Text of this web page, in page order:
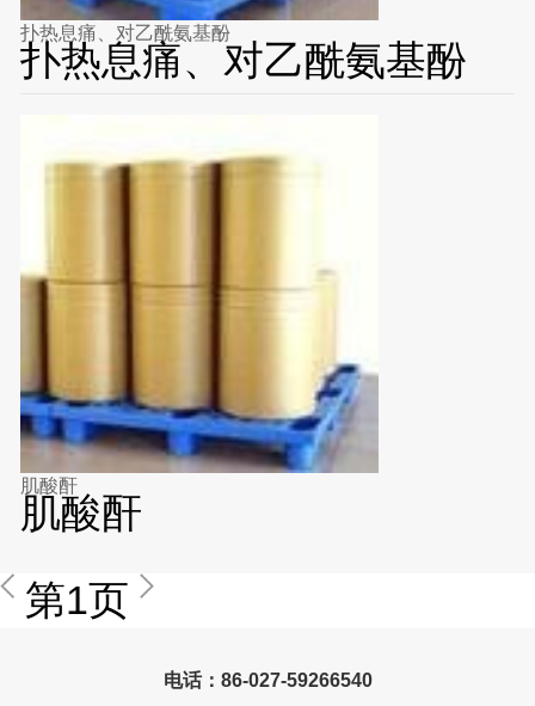
扑热息痛、对乙酰氨基酚
扑热息痛、对乙酰氨基酚
肌酸酐
肌酸酐
第1页
电话：86-027-59266540